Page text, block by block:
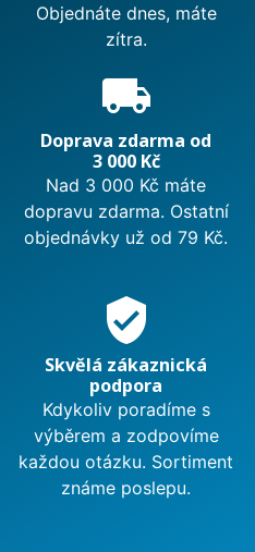
Objednáte dnes, máte
zítra.
local_shipping
Doprava zdarma od
3 000 Kč
Nad 3 000 Kč máte
dopravu zdarma. Ostatní
objednávky už od 79 Kč.
verified_user
Skvělá zákaznická
podpora
Kdykoliv poradíme s
výběrem a zodpovíme
každou otázku. Sortiment
známe poslepu.